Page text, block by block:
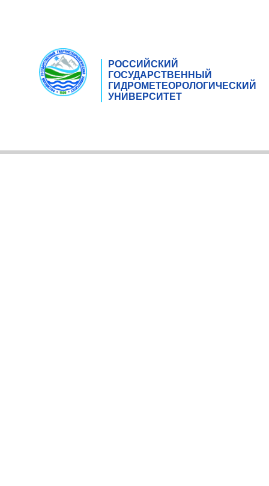
РОССИЙСКИЙ
ГОСУДАРСТВЕННЫЙ
ГИДРОМЕТЕОРОЛОГИЧЕСКИЙ
УНИВЕРСИТЕТ